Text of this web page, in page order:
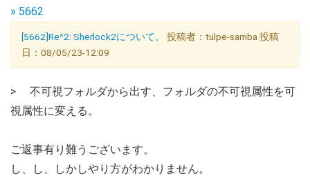
» 5662
[5662]Re^2: Sherlock2について。
投稿者：tulpe-samba 投稿
日：08/05/23-12:09
> 不可視フォルダから出す、フォルダの不可視属性を可
視属性に変える。
ご返事有り難うございます。
し、し、しかしやり方がわかりません。